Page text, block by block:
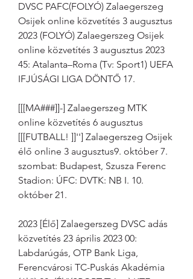
DVSC PAFC(FOLYÓ) Zalaegerszeg
Osijek online közvetítés 3 augusztus
2023 (FOLYÓ) Zalaegerszeg Osijek
online közvetítés 3 augusztus 2023
45: Atalanta–Roma (Tv: Sport1) UEFA
IFJÚSÁGI LIGA DÖNTŐ 17.
[[[MA###]]-] Zalaegerszeg MTK
online közvetítés 6 augusztus
[[[FUTBALL! ]]''] Zalaegerszeg Osijek
élő online 3 augusztus9. október 7.
szombat: Budapest, Szusza Ferenc
Stadion: ÚFC: DVTK: NB I. 10.
október 21.
2023 [Élő] Zalaegerszeg DVSC adás
közvetítés 23 április 2023 00:
Labdarúgás, OTP Bank Liga,
Ferencvárosi TC-Puskás Akadémia